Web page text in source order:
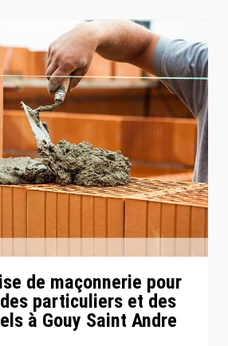
de maçonnerie pour
particuliers et des
à Gouy Saint Andre